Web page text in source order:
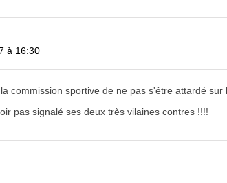
à 16:30
commission sportive de ne pas s'être attardé sur
pas signalé ses deux très vilaines contres !!!!